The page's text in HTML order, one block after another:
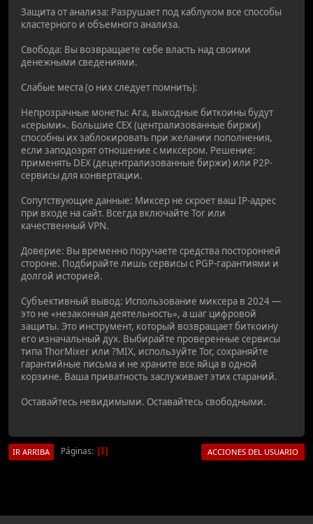
Защита от анализа: Разрушает под каблуком все способы
кластерного и объемного анализа.
Свобода: Вы возвращаете себе власть над своими
денежными сведениями.
Слабые места (о них следует помнить):
Непрозрачные монеты: Ага, выходные биткоины будут
«серыми». Большие CEX (централизованные биржи)
способны их заблокировать при желании пополнения,
если заподозрят отношение с миксером. Решение:
применять DEX (децентрализованные биржи) или P2P-
сервисы для конвертации.
Сопутствующие данные: Миксер не скроет ваш IP-адрес
при входе на сайт. Всегда включайте Tor или
качественный VPN.
Доверие: Вы временно поручаете средства посторонней
стороне. Подбирайте лишь сервисы с PGP-гарантиями и
долгой историей.
Субъективный вывод: Использование миксера в 2024 —
это не «незаконная деятельность», а шаг цифровой
защиты. Это инструмент, который возвращает биткоину
его изначальный дух. Выбирайте проверенные сервисы
типа ThorMixer или ?MIX, используйте Tor, сохраняйте
гарантийные письма и не храните все яйца в одной
корзине. Ваша приватность заслуживает этих стараний.
Оставайтесь невидимыми. Оставайтесь свободными.
IR ARRIBA Páginas 1 ACCIONES DEL USUARIO